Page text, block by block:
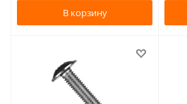
В корзину